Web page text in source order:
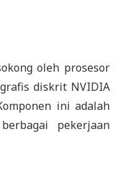
oleh prosesor
diskrit NVIDIA
ini adalah
pekerjaan